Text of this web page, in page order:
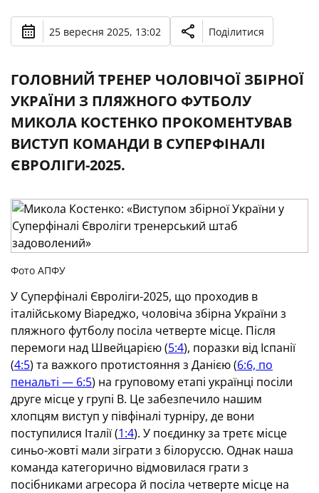
25 вересня 2025, 13:02 Поділитися
ГОЛОВНИЙ ТРЕНЕР ЧОЛОВІЧОЇ ЗБІРНОЇ
УКРАЇНИ З ПЛЯЖНОГО ФУТБОЛУ
МИКОЛА КОСТЕНКО ПРОКОМЕНТУВАВ
ВИСТУП КОМАНДИ В СУПЕРФІНАЛІ
ЄВРОЛІГИ-2025.
Фото АПФУ
У Суперфіналі Євроліги-2025, що проходив в
італійському Віареджо, чоловіча збірна України з
пляжного футболу посіла четверте місце. Після
перемоги над Швейцарією (5:4), поразки від Іспанії
(4:5) та важкого протистояння з Данією (6:6, по
пенальті — 6:5) на груповому етапі українці посіли
друге місце у групі В. Це забезпечило нашим
хлопцям виступ у півфіналі турніру, де вони
поступилися Італії (1:4). У поєдинку за третє місце
синьо-жовті мали зіграти з білоруссю. Однак наша
команда категорично відмовилася грати з
посібниками агресора й посіла четверте місце на